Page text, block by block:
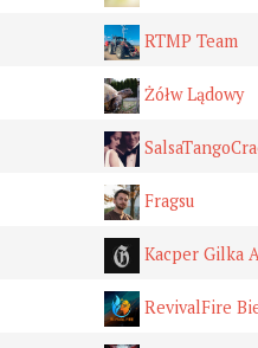
RTMP Team
Żółw Lądowy
Fragsu
Kacper Gilka
RevivalFire